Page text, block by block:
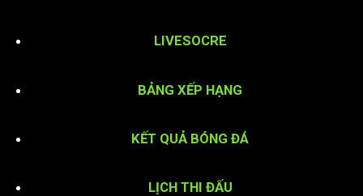
LIVESOCRE
BẢNG XẾP HẠNG
KẾT QUẢ BÓNG ĐÁ
LỊCH THI ĐẤU